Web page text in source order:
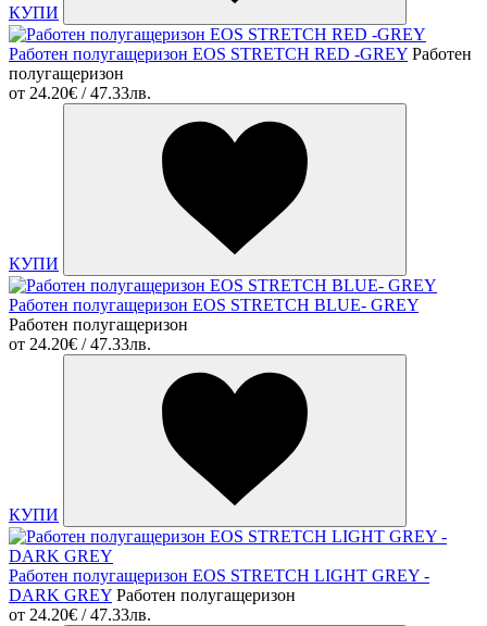
КУПИ
Работен полугащеризон EOS STRETCH RED -GREY Работен
полугащеризон
от 24.20€ / 47.33лв.
КУПИ
Работен полугащеризон EOS STRETCH BLUE- GREY
Работен полугащеризон
от 24.20€ / 47.33лв.
КУПИ
Работен полугащеризон EOS STRETCH LIGHT GREY -
DARK GREY Работен полугащеризон
от 24.20€ / 47.33лв.